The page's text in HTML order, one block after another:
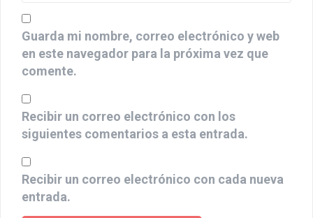
Guarda mi nombre, correo electrónico y web
en este navegador para la próxima vez que
Recibir un correo electrónico con los
siguientes comentarios a esta entrada.
Recibir un correo electrónico con cada nueva